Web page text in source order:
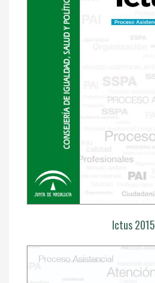
Ictus 2015